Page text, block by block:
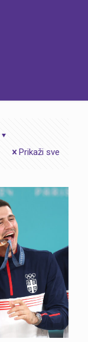
Prikaži sve